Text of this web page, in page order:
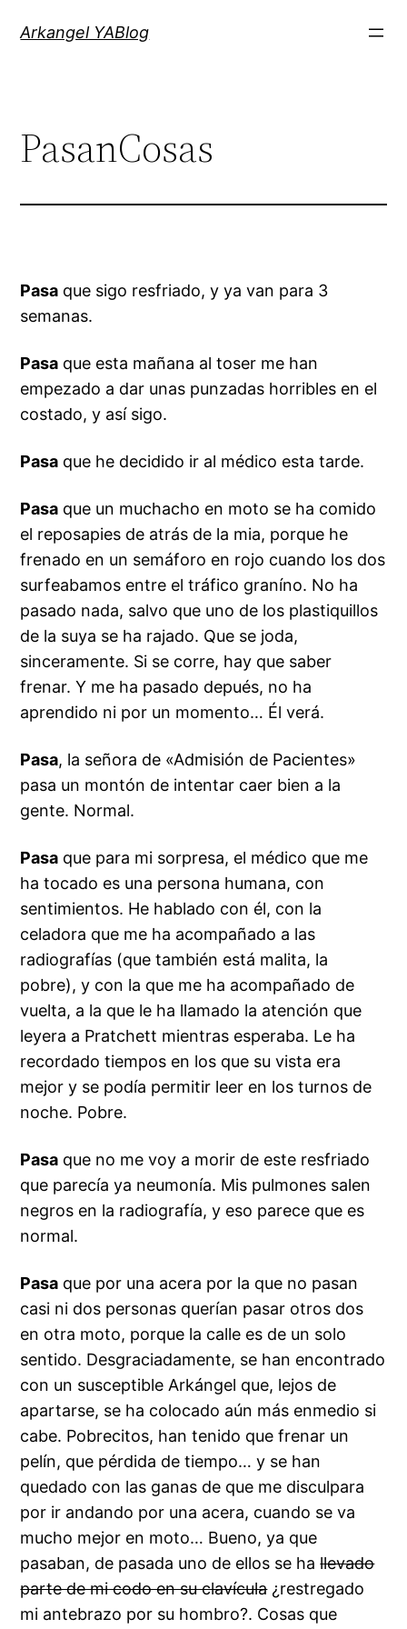
Arkangel YABlog
PasanCosas
Pasa que sigo resfriado, y ya van para 3
semanas.
Pasa que esta mañana al toser me han
empezado a dar unas punzadas horribles en el
costado, y así sigo.
Pasa que he decidido ir al médico esta tarde.
Pasa que un muchacho en moto se ha comido
el reposapies de atrás de la mia, porque he
frenado en un semáforo en rojo cuando los dos
surfeabamos entre el tráfico graníno. No ha
pasado nada, salvo que uno de los plastiquillos
de la suya se ha rajado. Que se joda,
sinceramente. Si se corre, hay que saber
frenar. Y me ha pasado depués, no ha
aprendido ni por un momento… Él verá.
Pasa, la señora de «Admisión de Pacientes»
pasa un montón de intentar caer bien a la
gente. Normal.
Pasa que para mi sorpresa, el médico que me
ha tocado es una persona humana, con
sentimientos. He hablado con él, con la
celadora que me ha acompañado a las
radiografías (que también está malita, la
pobre), y con la que me ha acompañado de
vuelta, a la que le ha llamado la atención que
leyera a Pratchett mientras esperaba. Le ha
recordado tiempos en los que su vista era
mejor y se podía permitir leer en los turnos de
noche. Pobre.
Pasa que no me voy a morir de este resfriado
que parecía ya neumonía. Mis pulmones salen
negros en la radiografía, y eso parece que es
normal.
Pasa que por una acera por la que no pasan
casi ni dos personas querían pasar otros dos
en otra moto, porque la calle es de un solo
sentido. Desgraciadamente, se han encontrado
con un susceptible Arkángel que, lejos de
apartarse, se ha colocado aún más enmedio si
cabe. Pobrecitos, han tenido que frenar un
pelín, que pérdida de tiempo… y se han
quedado con las ganas de que me disculpara
por ir andando por una acera, cuando se va
mucho mejor en moto… Bueno, ya que
pasaban, de pasada uno de ellos se hallevado
parte de mi codo en su clavícula¿restregado
mi antebrazo por su hombro?. Cosas que